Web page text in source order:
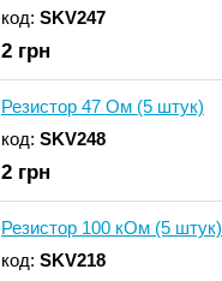
код: SKV247
2 грн
Резистор 47 Ом (5 штук)
код: SKV248
2 грн
Резистор 100 кОм (5 штук)
код: SKV218